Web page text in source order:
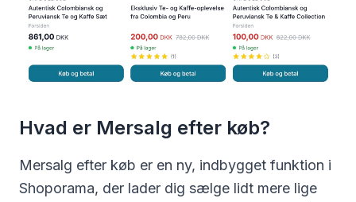
Hvad er Mersalg efter køb?
Mersalg efter køb er en ny, indbygget funktion i
Shoporama, der lader dig sælge lidt mere lige